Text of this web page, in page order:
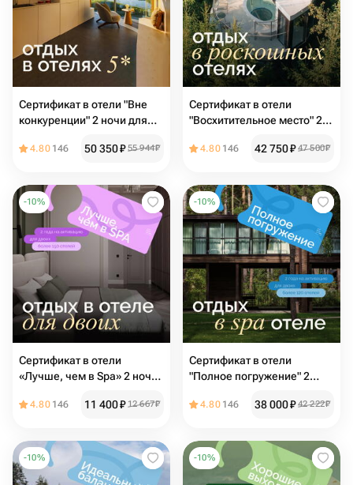
Сертификат в отели "Вне
конкуренции" 2 ночи для
4.80 146 50 350₽ 55 944₽
Сертификат в отели
"Восхитительное место" 2
4.80 146 42 750₽ 47 500₽
-10%
Сертификат в отели
«Лучше, чем в Spa» 2 ночи
4.80 146 11 400₽ 12 667₽
-10%
Сертификат в отели
"Полное погружение" 2
4.80 146 38 000₽ 42 222₽
-10% -10%